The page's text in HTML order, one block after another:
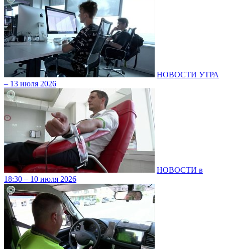
НОВОСТИ УТРА
– 13 июля 2026
НОВОСТИ в
18:30 – 10 июля 2026